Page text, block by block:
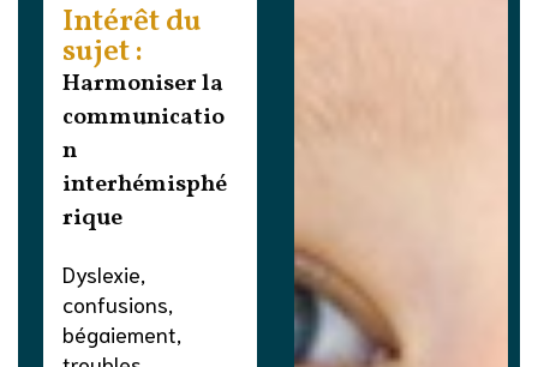
Intérêt du
sujet :
Harmoniser la
communicatio
n
interhémisphé
rique
Dyslexie,
confusions,
bégaiement,